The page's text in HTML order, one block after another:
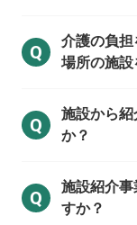
Q
介護の負
場所の施設
Q
施設から
か？
Q
施設紹介
すか？